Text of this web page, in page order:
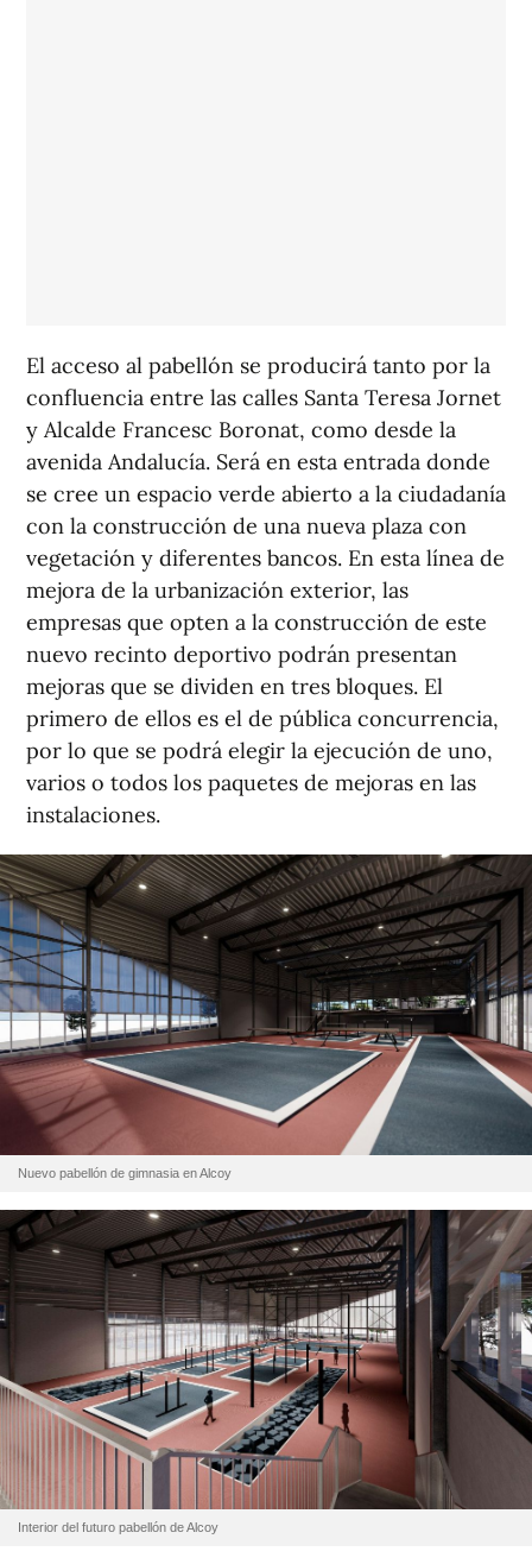
El acceso al pabellón se producirá tanto por la
confluencia entre las calles Santa Teresa Jornet
y Alcalde Francesc Boronat, como desde la
avenida Andalucía. Será en esta entrada donde
se cree un espacio verde abierto a la ciudadanía
con la construcción de una nueva plaza con
vegetación y diferentes bancos. En esta línea de
mejora de la urbanización exterior, las
empresas que opten a la construcción de este
nuevo recinto deportivo podrán presentan
mejoras que se dividen en tres bloques. El
primero de ellos es el de pública concurrencia,
por lo que se podrá elegir la ejecución de uno,
varios o todos los paquetes de mejoras en las
instalaciones.
Nuevo pabellón de gimnasia en Alcoy
Interior del futuro pabellón de Alcoy